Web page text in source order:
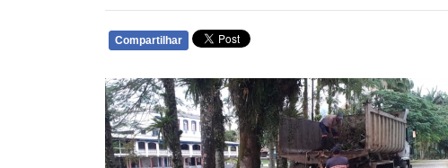
Compartilhar